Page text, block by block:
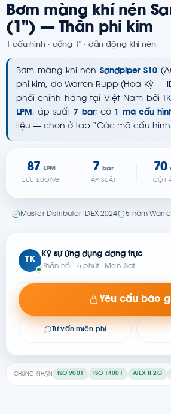
CHỨNG NHẬN ISO 9001 ISO 14001 ATEX II 2G
Bơm màng khí nén
(1") — Thân phi kim
1 cấu hình · cổng 1" · dẫn động khí nén
Bơm màng khí nénSandpiper S10
phi kim, do Warren Rupp (Hoa Kỳ —
phối chính hãng tại Việt Nam bởi
LPM, áp suất 7 bar; có 1 mã cấu
liệu — chọn ở tab “Các mã cấu
87 LPM
LƯU LƯỢNG
7 bar
ÁP SUẤT
70
CỘT
Master Distributor IDEX 2024 5 năm
TK
Kỹ sư ứng dụng đang trực
Phản hồi 15 phút · Mon–Sat
Yêu cầu báo
Tư vấn miễn phí